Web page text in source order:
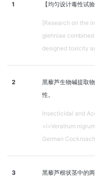
1 【均匀设计毒性试
[Research on the
glehniae
designed toxicity
2
黑藜芦生物碱提取
性。
Insecticidal and
<i>Veratrum
German
3 黑藜芦根状茎中的